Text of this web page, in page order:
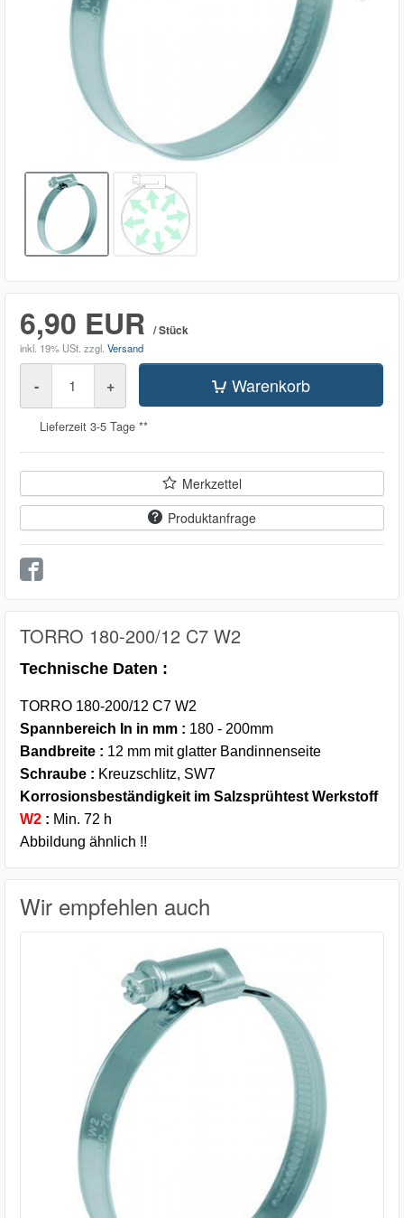
6,90 EUR / Stück
inkl. 19% USt. zzgl. Versand
- + Warenkorb
Lieferzeit 3-5 Tage **
Merkzettel
Produktanfrage
TORRO 180-200/12 C7 W2
Technische Daten :
TORRO 180-200/12 C7 W2
Spannbereich In in mm : 180 - 200mm
Bandbreite : 12 mm mit glatter Bandinnenseite
Schraube : Kreuzschlitz, SW7
Korrosionsbeständigkeit im Salzsprühtest Werkstoff
W2 : Min. 72 h
Abbildung ähnlich !!
Wir empfehlen auch